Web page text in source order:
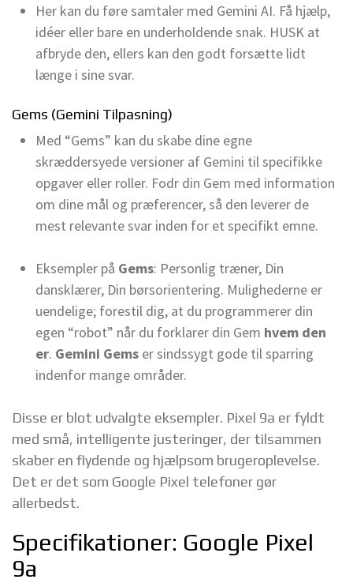
Her kan du føre samtaler med Gemini AI. Få hjælp,
idéer eller bare en underholdende snak. HUSK at
afbryde den, ellers kan den godt forsætte lidt
længe i sine svar.
Gems (Gemini Tilpasning)
Med “Gems” kan du skabe dine egne
skræddersyede versioner af Gemini til specifikke
opgaver eller roller. Fodr din Gem med information
om dine mål og præferencer, så den leverer de
mest relevante svar inden for et specifikt emne.
Eksempler på Gems: Personlig træner, Din
dansklærer, Din børsorientering. Mulighederne er
uendelige; forestil dig, at du programmerer din
egen “robot” når du forklarer din Gem hvem den
er. Gemini Gems er sindssygt gode til sparring
indenfor mange områder.
Disse er blot udvalgte eksempler. Pixel 9a er fyldt
med små, intelligente justeringer, der tilsammen
skaber en flydende og hjælpsom brugeroplevelse.
Det er det som Google Pixel telefoner gør
allerbedst.
Specifikationer: Google Pixel
9a